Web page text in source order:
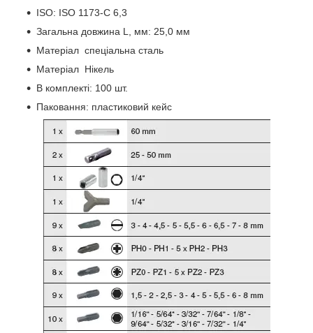
ISO: ISO 1173-C 6,3
Загальна довжина L, мм: 25,0 мм
Матеріал спеціальна сталь
Матеріал Нікель
В комплекті: 100 шт.
Паковання: пластиковий кейс